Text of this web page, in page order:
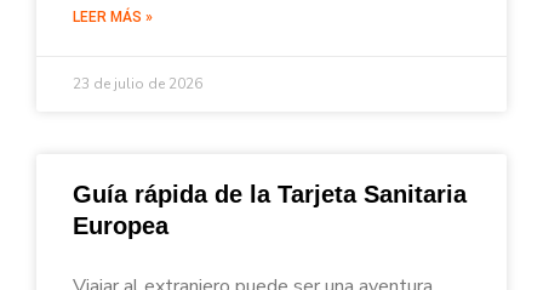
LEER MÁS »
23 de julio de 2026
Guía rápida de la Tarjeta Sanitaria
Europea